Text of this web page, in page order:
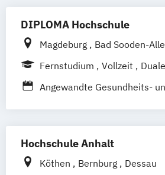
DIPLOMA Hochschule
Magdeburg Bad Sooden-
Baden-Baden
Berlin
Bonn
Heilbronn Kassel Leipzig
München Bochum
Wiesbaden Regenstauf
Hoyerswerda Ostfildern
Schwentinental / Kiel Stein
Fernstudium Vollzeit
Berufsbegleitendes
Angewandte Gesundheits-
Frühpädagogik – Leitung und
Gesundheitsmanagement
Hochschule Anhalt
Köthen Bernburg
Dessau